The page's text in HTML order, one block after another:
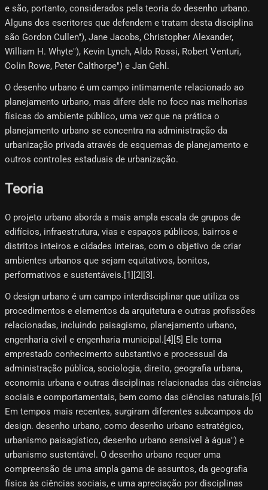
e são, portanto, considerados pela teoria do desenho urbano.
Alguns dos escritores que defendem e tratam desta disciplina
são Gordon Cullen"), Jane Jacobs, Christopher Alexander,
William H. Whyte"), Kevin Lynch, Aldo Rossi, Robert Venturi,
Colin Rowe, Peter Calthorpe") e Jan Gehl.
O desenho urbano é um campo intimamente relacionado ao
planejamento urbano, mas difere dele no foco nas melhorias
físicas do ambiente público, uma vez que na prática o
planejamento urbano se concentra na administração da
urbanização privada através de esquemas de planejamento e
outros controles estaduais de urbanização.
Teoria
O projeto urbano aborda a mais ampla escala de grupos de
edifícios, infraestrutura, vias e espaços públicos, bairros e
distritos inteiros e cidades inteiras, com o objetivo de criar
ambientes urbanos que sejam equitativos, bonitos,
performativos e sustentáveis.[1][2][3]​.
O design urbano é um campo interdisciplinar que utiliza os
procedimentos e elementos da arquitetura e outras profissões
relacionadas, incluindo paisagismo, planejamento urbano,
engenharia civil e engenharia municipal.[4]​[5]​ Ele toma
emprestado conhecimento substantivo e processual da
administração pública, sociologia, direito, geografia urbana,
economia urbana e outras disciplinas relacionadas das ciências
sociais e comportamentais, bem como das ciências naturais.[6]​
Em tempos mais recentes, surgiram diferentes subcampos do
design. desenho urbano, como desenho urbano estratégico,
urbanismo paisagístico, desenho urbano sensível à água") e
urbanismo sustentável. O desenho urbano requer uma
compreensão de uma ampla gama de assuntos, da geografia
física às ciências sociais, e uma apreciação por disciplinas